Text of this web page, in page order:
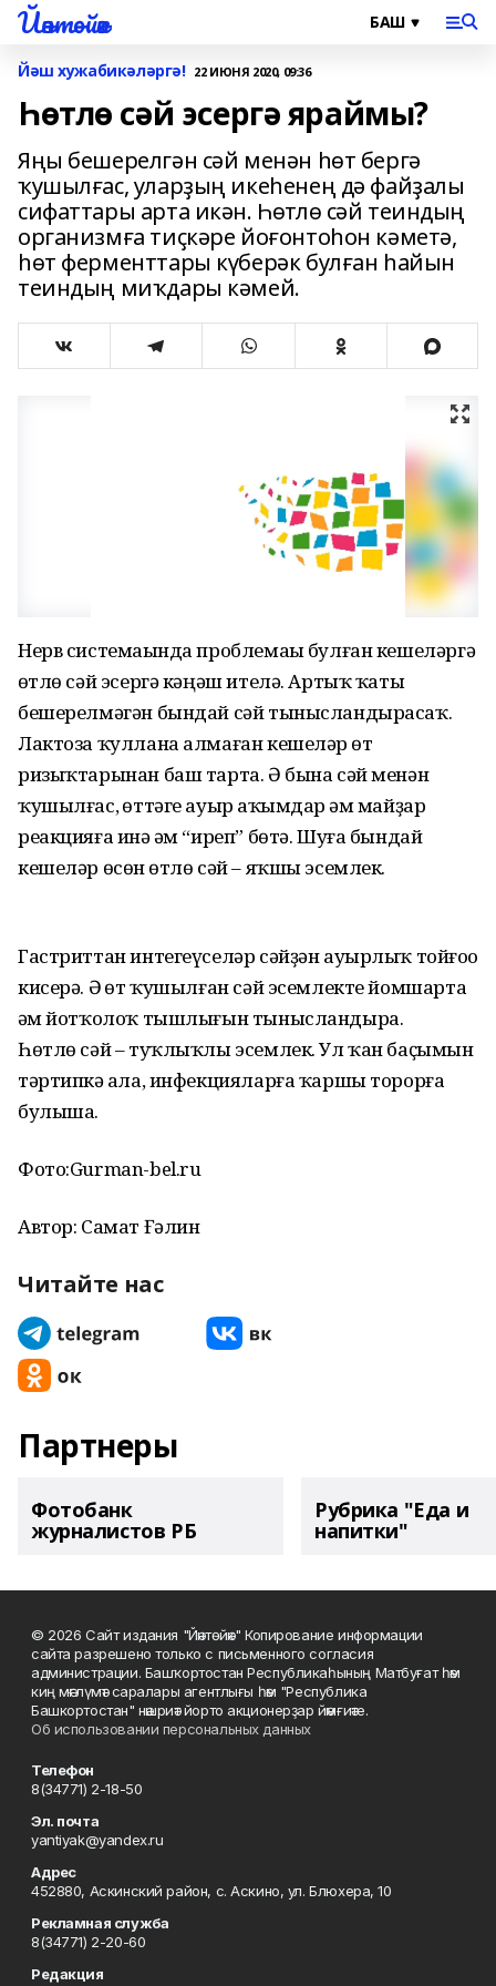
Йәнтөйәк
Йәш хужабикәләргә! 22 ИЮНЯ 2020, 09:36
Һөтлө сәй эсергә яраймы?
Яңы бешерелгән сәй менән һөт бергә
ҡушылғас, уларҙың икеһенең дә файҙалы
сифаттары арта икән. Һөтлө сәй теиндың
организмға тиҫкәре йоғонтоһон кәметә,
һөт ферменттары күберәк булған һайын
теиндың миҡдары кәмей.
Нерв системаһында проблемаһы булған кешеләргә
һөтлө сәй эсергә кәңәш ителә. Артыҡ ҡаты
бешерелмәгән бындай сәй тынысландырасаҡ.
Лактоза ҡуллана алмаған кешеләр һөт
ризыҡтарынан баш тарта. Ә бына сәй менән
ҡушылғас, һөттәге ауыр аҡһымдар һәм майҙар
реакцияға инә һәм “иреп” бөтә. Шуға бындай
кешеләр өсөн һөтлө сәй – яҡшы эсемлек.
Гастриттан интегеүселәр сәйҙән ауырлыҡ тойғоһо
кисерә. Ә һөт ҡушылған сәй эсемлекте йомшарта
һәм йотҡолоҡ тышлығын тынысландыра.
Һөтлө сәй – туҡлыҡлы эсемлек. Ул ҡан баҫымын
тәртипкә һала, инфекцияларға ҡаршы торорға
булыша.
Фото:Gurman-bel.ru
Автор: Самат Ғәлин
Читайте нас
Партнеры
Фотобанк
журналистов РБ
Рубрика "Еда и
напитки"
© 2026 Сайт издания "Йәнтөйәк" Копирование информации
сайта разрешено только с письменного согласия
администрации. Башҡортостан Республикаһының Матбуғат һәм
киң мәғлүмәт саралары агентлығы һәм "Республика
Башкортостан" нәшриәт йорто акционерҙар йәмғиәте.
Об использовании персональных данных
Телефон
8(34771) 2-18-50
Эл. почта
yantiyak@yandex.ru
Адрес
452880, Аскинский район, с. Аскино, ул. Блюхера, 10
Рекламная служба
8(34771) 2-20-60
Редакция